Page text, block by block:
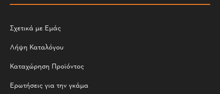
Σχετικά με Εμάς
Λήψη Καταλόγου
Καταχώρηση Προϊόντος
Ερωτήσεις για την γκάμα